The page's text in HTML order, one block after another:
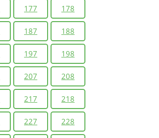
177 178
187 188
197 198
207 208
217 218
227 228